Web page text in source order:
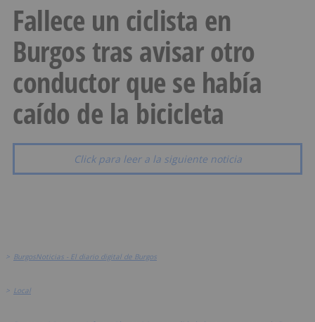
Fallece un ciclista en
Burgos tras avisar otro
conductor que se había
caído de la bicicleta
Click para leer a la siguiente noticia
> BurgosNoticias - El diario digital de Burgos
> Local